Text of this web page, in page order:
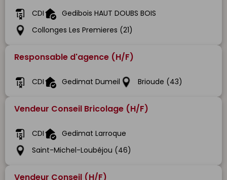
CDI
Gedibois HAUT DOUBS BOIS
Collonges Les Premieres (21)
Responsable d'agence (H/F)
CDI Gedimat Dumeil Brioude (43)
Vendeur Conseil Bricolage (H/F)
CDI
Gedimat Larroque
Saint-Michel-Loubéjou (46)
Vendeur Conseil (H/F)